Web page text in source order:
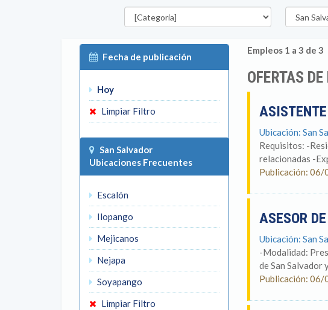
Categorías
Fecha de publicación
Hoy
Limpiar Filtro
San Salvador
Ubicaciones Frecuentes
Escalón
Ilopango
Mejicanos
Nejapa
Soyapango
Limpiar Filtro
Empleos 1 a 3 de 3
OFERTAS
Ubicación: San
Requisitos: -
relacionadas -
Publicación:
ASESOR
Ubicación: San
-Modalidad:
de San Salvador
Publicación: 06/